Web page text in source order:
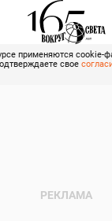
применяются cookie-
свое